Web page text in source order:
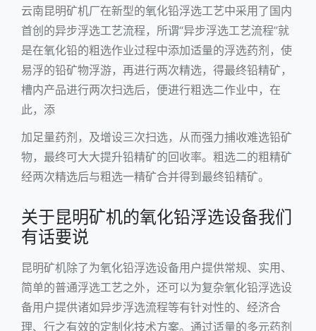
云南昆明矿机厂在新型的氧化铅浮选工艺中采用了国内
首创的异步浮选工艺流程，所谓“异步浮选工艺流程”就
是在氧化铅的粗选作业过程中添加适量的浮选药剂，使
易浮的铅矿物浮游，再进行两次精选，得最终铅精矿，
槽内产品进行两次扫选后，便进行粗选二作业中，在
此，添
加足量药剂，及增设三次扫选，从而强力捕收难选铅矿
物，最终可大大提升铅精矿的回收率。粗选二的粗精矿
经两次精选后与粗选一精矿合并得到最终铅精矿。
关于昆明矿机的氧化铅浮选设备我们
有话要说
昆明矿机除了为氧化铅浮选设备用户提供常规、实用、
简单的普通浮选工艺之外，还可以为复杂氧化铅浮选设
备用户提供诸如异步浮选流程等有针对性的、经济合
理、行之有效的定制化技术方案。通过适量的多元药剂